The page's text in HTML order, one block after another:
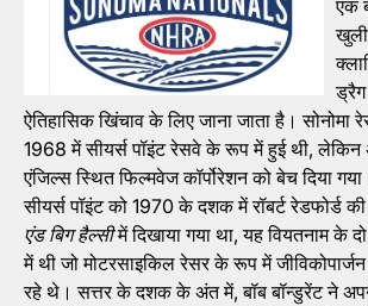
एक
ऐतिहासिक खिंचाव के लिए जाना जाता है।
1968 में सीयर्स पॉइंट रेसवे के रूप में हुई थी,
एंजिल्स स्थित फिल्मवेज कॉर्पोरेशन को बेच दिया
सीयर्स पॉइंट को 1970 के दशक में रॉबर्ट रेडफोर्ड
एंड बिग हैल्सीमें दिखाया गया था, यह वियतनाम के
में थी जो मोटरसाइकिल रेसर के रूप में
रहे थे। सत्तर के दशक के अंत में, बॉब बॉन्डुरेंट ने